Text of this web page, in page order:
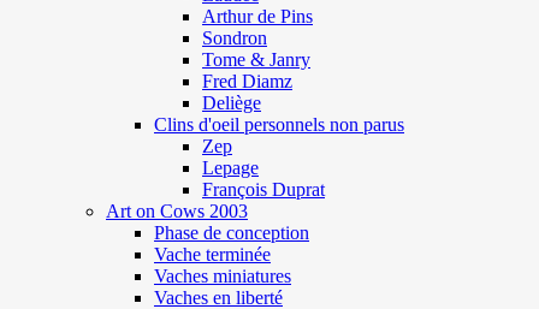
Arthur de Pins
Sondron
Tome & Janry
Fred Diamz
Deliège
Clins d'oeil personnels non parus
Zep
Lepage
François Duprat
Art on Cows 2003
Phase de conception
Vache terminée
Vaches miniatures
Vaches en liberté